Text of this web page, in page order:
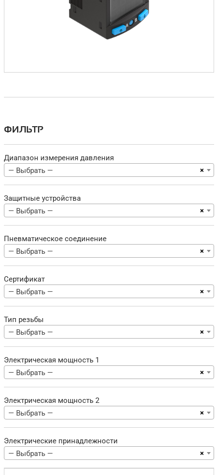
ФИЛЬТР
Диапазон измерения давления
×
— Выбрать —
Защитные устройства
×
— Выбрать —
Пневматическое соединение
×
— Выбрать —
Сертификат
×
— Выбрать —
Тип резьбы
×
— Выбрать —
Электрическая мощность 1
×
— Выбрать —
Электрическая мощность 2
×
— Выбрать —
Электрические принадлежности
×
— Выбрать —